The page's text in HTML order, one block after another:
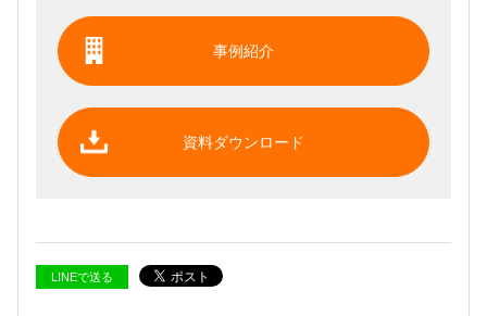
事例紹介
資料ダウンロード
LINEで送る